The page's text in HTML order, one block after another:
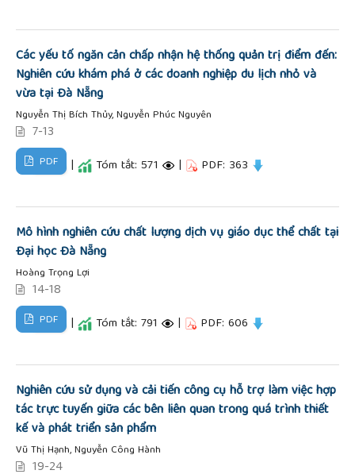
Các yếu tố ngăn cản chấp nhận hệ thống quản trị điểm đến:
Nghiên cứu khám phá ở các doanh nghiệp du lịch nhỏ và
vừa tại Đà Nẵng
Nguyễn Thị Bích Thủy, Nguyễn Phúc Nguyên
7-13
PDF | Tóm tắt: 571 | PDF: 363
Mô hình nghiên cứu chất lượng dịch vụ giáo dục thể chất tại
Đại học Đà Nẵng
Hoàng Trọng Lợi
14-18
PDF | Tóm tắt: 791 | PDF: 606
Nghiên cứu sử dụng và cải tiến công cụ hỗ trợ làm việc hợp
tác trực tuyến giữa các bên liên quan trong quá trình thiết
kế và phát triển sản phẩm
Vũ Thị Hạnh, Nguyễn Công Hành
19-24